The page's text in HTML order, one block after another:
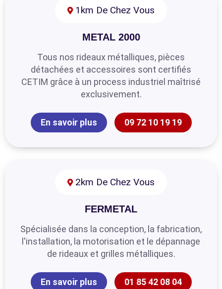
1km De Chez Vous
METAL 2000
Tous nos rideaux métalliques, pièces
détachées et accessoires sont certifiés
CETIM grâce à un process industriel maîtrisé
exclusivement.
En savoir plus 09 72 10 19 19
2km De Chez Vous
FERMETAL
Spécialisée dans la conception, la fabrication,
l'installation, la motorisation et le dépannage
de rideaux et grilles métalliques.
En savoir plus 01 85 42 08 04